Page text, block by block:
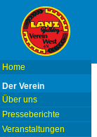
Home
Der Verein
Über uns
Presseberichte
Veranstaltungen